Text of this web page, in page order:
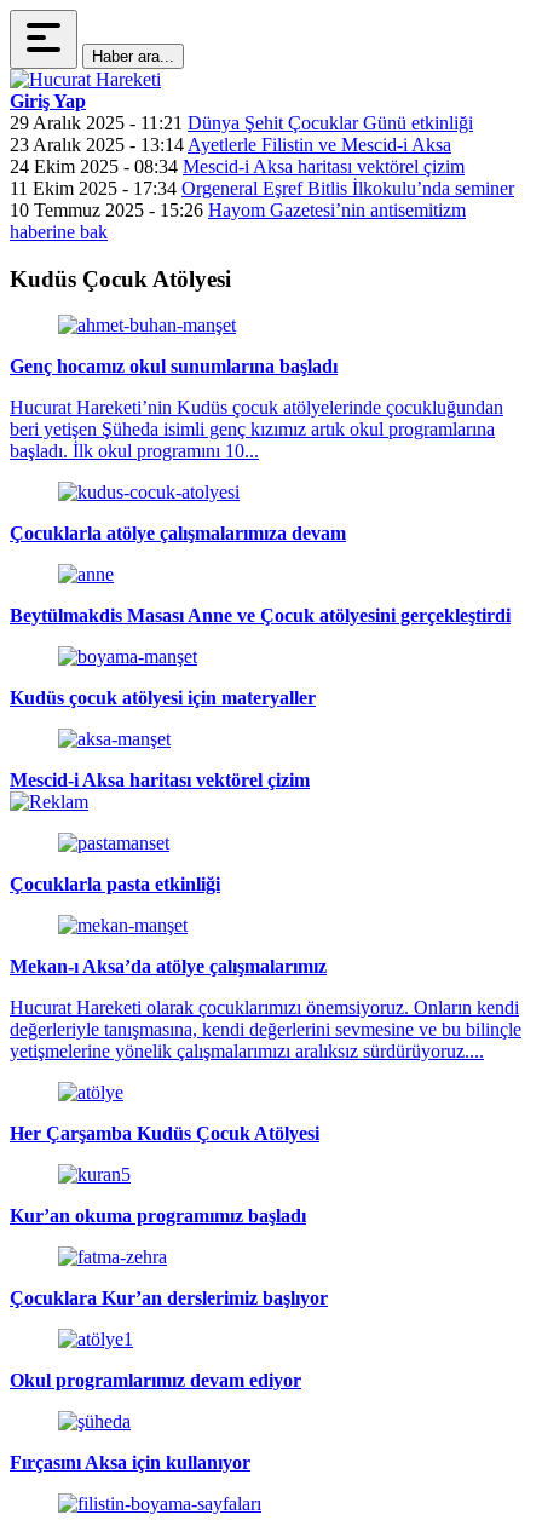
Haber ara...
Giriş Yap
29 Aralık 2025 - 11:21 Dünya Şehit Çocuklar Günü etkinliği
23 Aralık 2025 - 13:14 Ayetlerle Filistin ve Mescid-i Aksa
24 Ekim 2025 - 08:34 Mescid-i Aksa haritası vektörel çizim
11 Ekim 2025 - 17:34 Orgeneral Eşref Bitlis İlkokulu’nda seminer
10 Temmuz 2025 - 15:26 Hayom Gazetesi’nin antisemitizm
haberine bak
Kudüs Çocuk Atölyesi
Genç hocamız okul sunumlarına başladı
Hucurat Hareketi’nin Kudüs çocuk atölyelerinde çocukluğundan
beri yetişen Şüheda isimli genç kızımız artık okul programlarına
başladı. İlk okul programını 10...
Çocuklarla atölye çalışmalarımıza devam
Beytülmakdis Masası Anne ve Çocuk atölyesini gerçekleştirdi
Kudüs çocuk atölyesi için materyaller
Mescid-i Aksa haritası vektörel çizim
Çocuklarla pasta etkinliği
Mekan-ı Aksa’da atölye çalışmalarımız
Hucurat Hareketi olarak çocuklarımızı önemsiyoruz. Onların kendi
değerleriyle tanışmasına, kendi değerlerini sevmesine ve bu bilinçle
yetişmelerine yönelik çalışmalarımızı aralıksız sürdürüyoruz....
Her Çarşamba Kudüs Çocuk Atölyesi
Kur’an okuma programımız başladı
Çocuklara Kur’an derslerimiz başlıyor
Okul programlarımız devam ediyor
Fırçasını Aksa için kullanıyor